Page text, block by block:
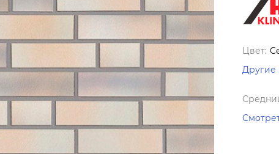
Цвет:
Другие